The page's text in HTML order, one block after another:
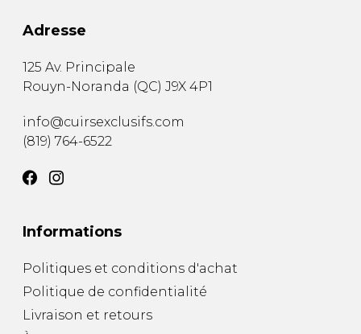
Adresse
125 Av. Principale
Rouyn-Noranda (QC) J9X 4P1
info@cuirsexclusifs.com
(819) 764-6522
Informations
Politiques et conditions d'achat
Politique de confidentialité
Livraison et retours